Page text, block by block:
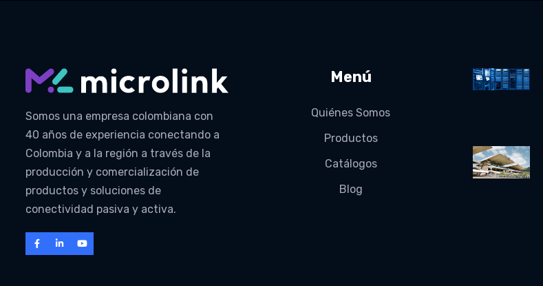
Somos una empresa colombiana con
40 años de experiencia conectando a
Colombia y a la región a través de la
producción y comercialización de
productos y soluciones de
conectividad pasiva y activa.
Menú
Quiénes Somos
Productos
Catálogos
Blog